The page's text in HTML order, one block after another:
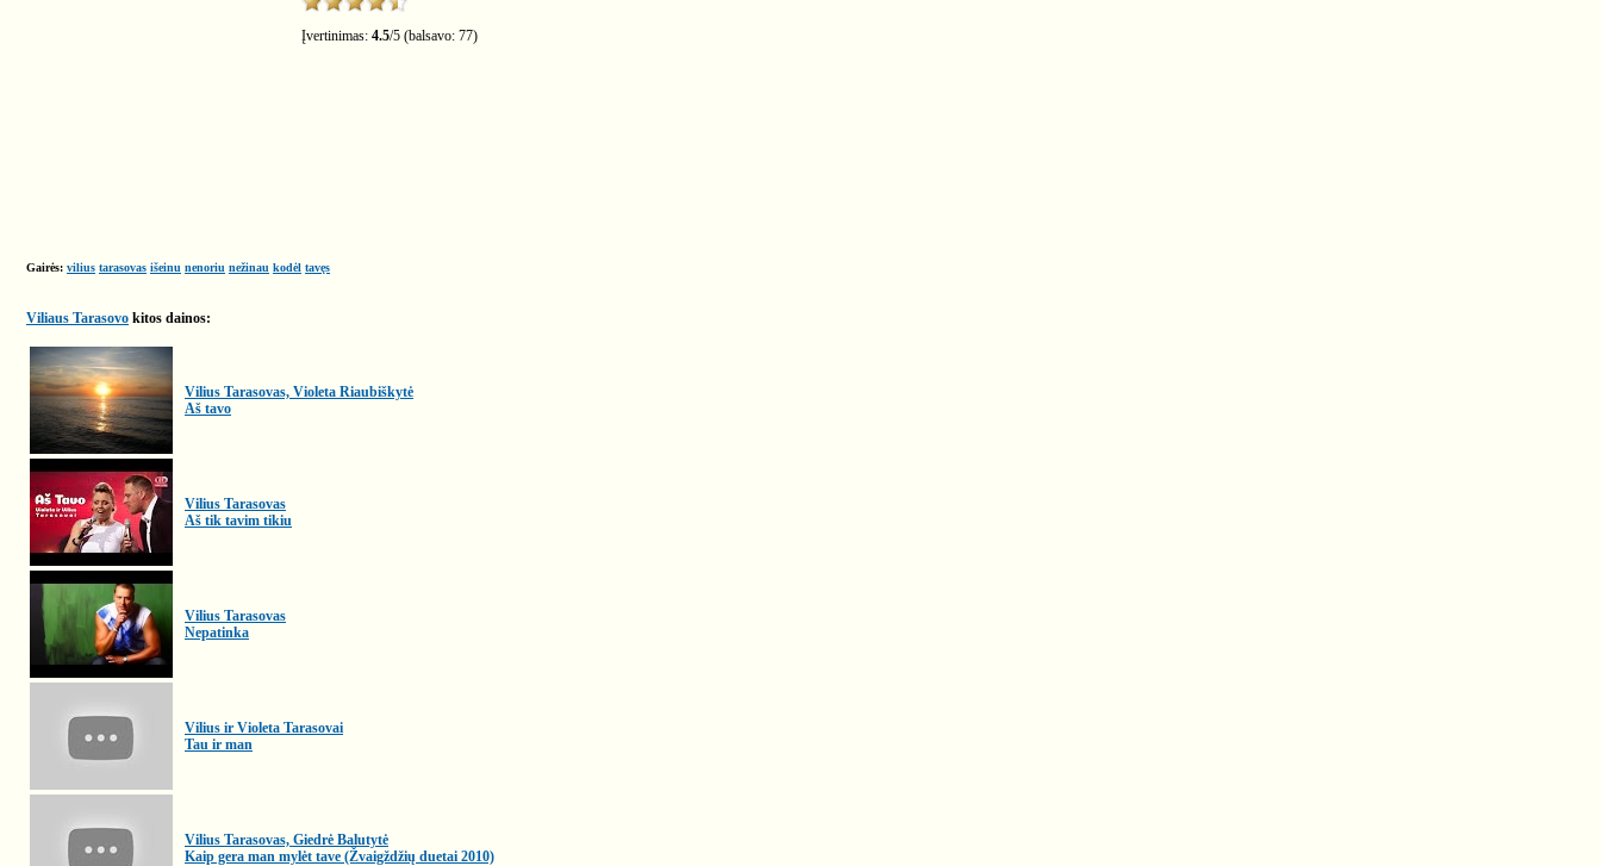
Įvertinimas: 4.5/5 (balsavo: 77)
Gairės: vilius tarasovas išeinu nenoriu nežinau kodėl tavęs
Viliaus Tarasovo kitos dainos:
Vilius Tarasovas, Violeta Riaubiškytė
Aš tavo
Vilius Tarasovas
Aš tik tavim tikiu
Vilius Tarasovas
Nepatinka
Vilius ir Violeta Tarasovai
Tau ir man
Vilius Tarasovas, Giedrė Balutytė
Kaip gera man mylėt tave (Žvaigždžių duetai 2010)